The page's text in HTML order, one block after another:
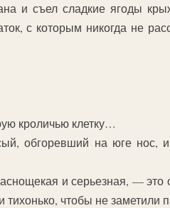
и съел сладкие ягоды
с которым никогда не
кроличью клетку…
обгоревший на юге нос,
и серьезная, — это
чтобы не заметили